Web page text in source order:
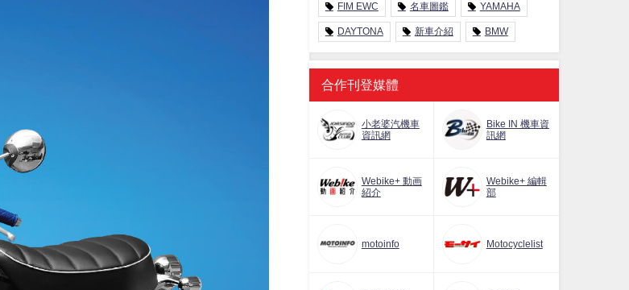
FIM EWC 名車圖鑑 YAMAHA
DAYTONA 新車介紹 BMW
合作刊登媒體
小老婆汽機車
資訊網
Bike IN 機車資
訊網
Webike+ 動画
紹介
Webike+ 編輯
部
motoinfo Motocyclelist